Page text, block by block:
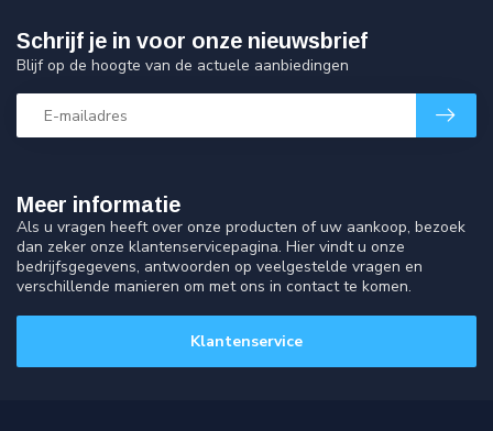
Meer informatie
Als u vragen heeft over onze producten of uw aankoop, bezoek
dan zeker onze klantenservicepagina. Hier vindt u onze
bedrijfsgegevens, antwoorden op veelgestelde vragen en
verschillende manieren om met ons in contact te komen.
Klantenservice
Schrijf je in voor onze nieuwsbrief
Blijf op de hoogte van de actuele aanbiedingen